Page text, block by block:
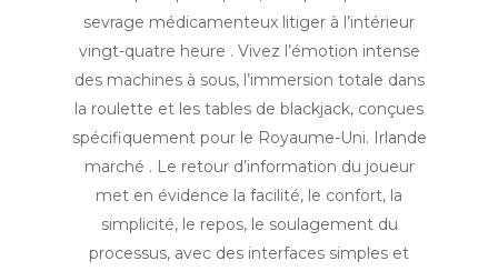
sevrage médicamenteux litiger à l’intérieur
vingt-quatre heure . Vivez l’émotion intense
des machines à sous, l’immersion totale dans
la roulette et les tables de blackjack, conçues
spécifiquement pour le Royaume-Uni. Irlande
marché . Le retour d’information du joueur
met en évidence la facilité, le confort, la
simplicité, le repos, le soulagement du
processus, avec des interfaces simples et